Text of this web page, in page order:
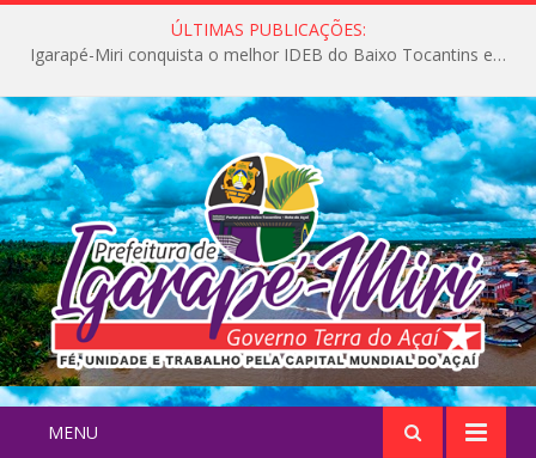
ÚLTIMAS PUBLICAÇÕES:
Igarapé-Miri conquista o melhor IDEB do Baixo Tocantins e avança na qualidade da educação pública
MENU